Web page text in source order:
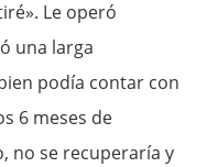
Le operó
una larga
podía contar con
6 meses de
no se recuperaría y